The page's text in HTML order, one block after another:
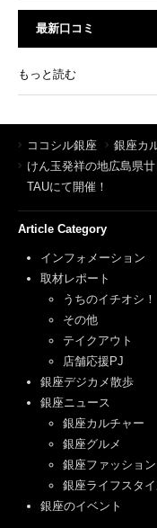
最新口コミ
もっと読む
ココシル銀座
銀座カ
けん玉発祥の地広島県
TAUにて開催！
Article Category
インフォメーション
取材レポート
うちのイチオシ！
その他
テイクアウト
店舗応援PJ
銀座デジカメ散歩
銀座ニュース
銀座カルチャー
銀座グルメ
銀座ファッション
銀座ライフスタ
銀座のイベント